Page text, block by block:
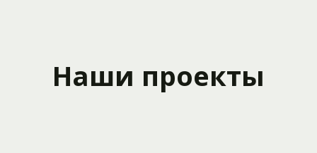
Наши проекты